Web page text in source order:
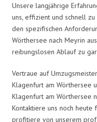
Unsere langjährige
uns, effizient und schnell
den spezifischen
Wörthersee nach Meyrin
reibungslosen Ablauf zu
Vertraue auf
Klagenfurt am Wörthersee
Klagenfurt am Wörthersee
Kontaktiere uns noch
profitiere von unserem